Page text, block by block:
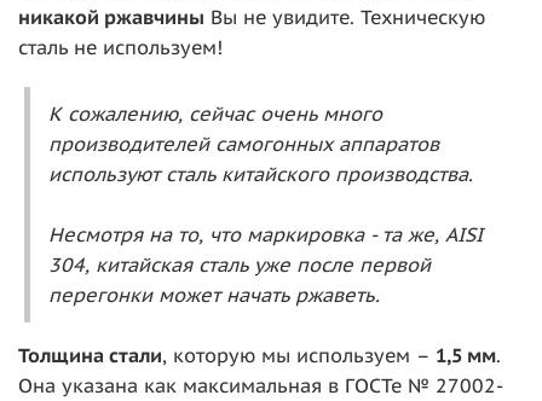
никакой ржавчины Вы не увидите. Техническую
сталь не используем!
К сожалению, сейчас очень много
производителей самогонных аппаратов
используют сталь китайского производства.
Несмотря на то, что маркировка - та же, AISI
304, китайская сталь уже после первой
перегонки может начать ржаветь.
Толщина стали, которую мы используем – 1,5 мм.
Она указана как максимальная в ГОСТе № 27002-